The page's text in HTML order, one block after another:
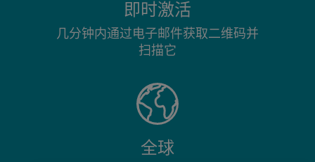
即时激活
几分钟内通过电子邮件获取二维码并
扫描它
全球